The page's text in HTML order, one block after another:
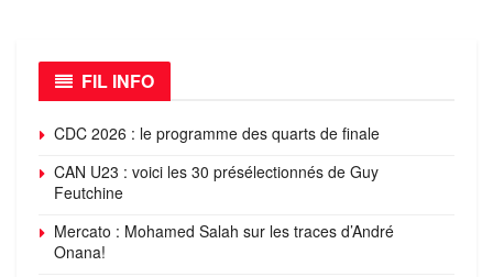
FIL INFO
CDC 2026 : le programme des quarts de finale
CAN U23 : voici les 30 présélectionnés de Guy
Feutchine
Mercato : Mohamed Salah sur les traces d’André
Onana!